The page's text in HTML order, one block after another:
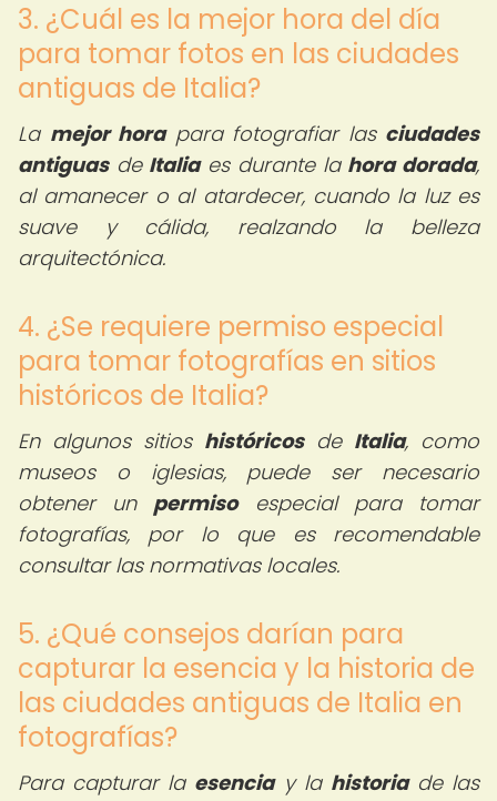
3. ¿Cuál es la mejor hora del día
para tomar fotos en las ciudades
antiguas de Italia?
La mejor horapara fotografiar las ciudades
antiguasde Italiaes durante la hora dorada,
al amanecer o al atardecer, cuando la luz es
suave y cálida, realzando la belleza
arquitectónica.
4. ¿Se requiere permiso especial
para tomar fotografías en sitios
históricos de Italia?
En algunos sitios históricosde Italia, como
museos o iglesias, puede ser necesario
obtener un permisoespecial para tomar
fotografías, por lo que es recomendable
consultar las normativas locales.
5. ¿Qué consejos darían para
capturar la esencia y la historia de
las ciudades antiguas de Italia en
fotografías?
Para capturar la esenciay la historiade las